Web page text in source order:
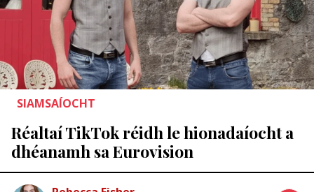
SIAMSAÍOCHT
Réaltaí TikTok réidh le hionadaíocht a
dhéanamh sa Eurovision